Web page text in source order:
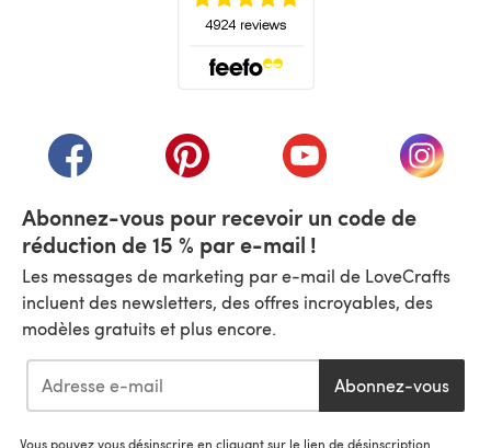
(s'ouvre dans un nouvel onglet)
(s'ouvre dans un nouvel onglet)
(s'ouvre dans un(s'ouvre
Abonnez-vous pour recevoir un code de
réduction de 15 % par e-mail !
Les messages de marketing par e-mail de LoveCrafts
incluent des newsletters, des offres incroyables, des
modèles gratuits et plus encore.
Abonnez-vous
Vous pouvez vous désinscrire en cliquant sur le lien de désinscription